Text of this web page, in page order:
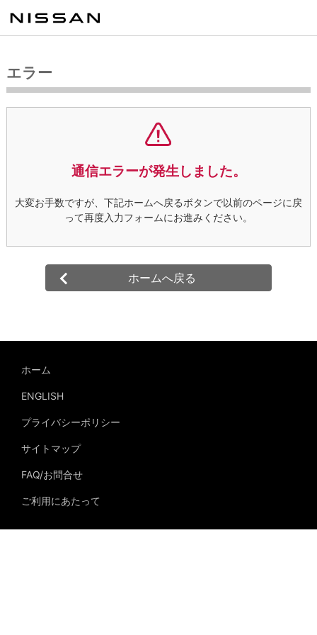
エラー
通信エラーが発生しました。
大変お手数ですが、下記ホームへ戻るボタンで以前のページに戻
って再度入力フォームにお進みください。
ホームへ戻る
ホーム
ENGLISH
プライバシーポリシー
サイトマップ
FAQ/お問合せ
ご利用にあたって